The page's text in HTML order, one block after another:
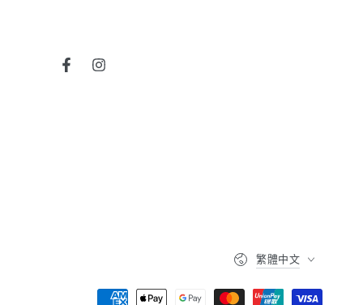
FacebookInstagram
言
繁體中文